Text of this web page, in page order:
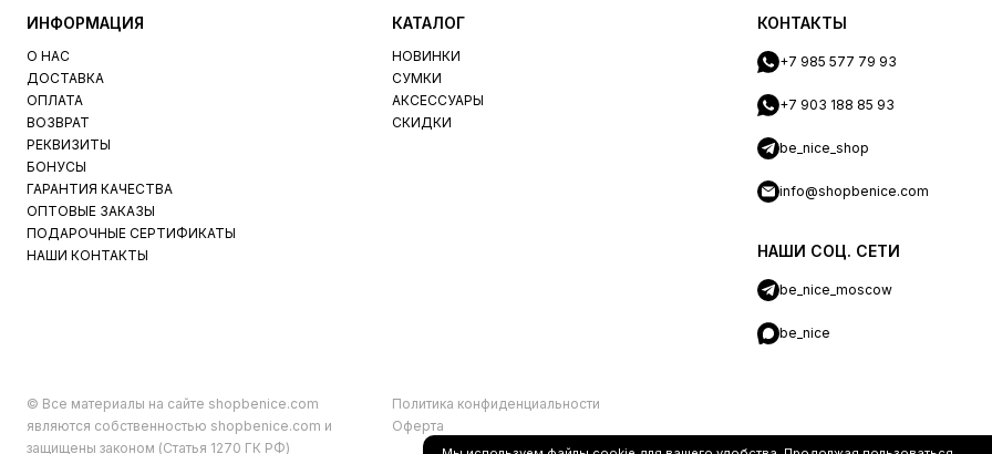
ИНФОРМАЦИЯ
О НАС
ДОСТАВКА
ОПЛАТА
ВОЗВРАТ
РЕКВИЗИТЫ
БОНУСЫ
ГАРАНТИЯ КАЧЕСТВА
ОПТОВЫЕ ЗАКАЗЫ
ПОДАРОЧНЫЕ СЕРТИФИКАТЫ
НАШИ КОНТАКТЫ
КАТАЛОГ
НОВИНКИ
СУМКИ
АКСЕССУАРЫ
СКИДКИ
КОНТАКТЫ
+7 985 577 79 93
+7 903 188 85 93
be_nice_shop
info@shopbenice.com
НАШИ СОЦ. СЕТИ
be_nice_moscow
be_nice
© Все материалы на сайте shopbenice.com
являются собственностью shopbenice.com и
защищены законом (Статья 1270 ГК РФ)
Политика конфиденциальности
Оферта